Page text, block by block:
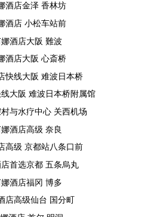
酒店金泽 香林坊
酒店 小松车站前
酒店大阪 難波
酒店大阪 心斎桥
快线大阪 难波日本桥
大阪 难波日本桥附属馆
与水疗中心 关西机场
酒店高级 奈良
高级 京都站八条口前
首选京都 五条烏丸
酒店福冈 博多
店高级仙台 国分町